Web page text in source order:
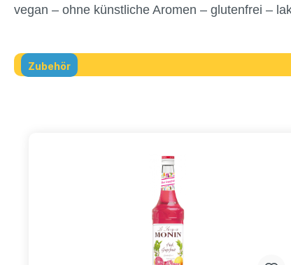
vegan – ohne künstliche Aromen – glutenfrei –
Zubehör